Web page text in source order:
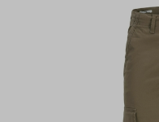
Keez&Co